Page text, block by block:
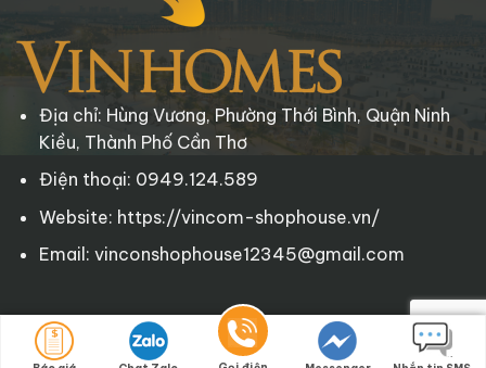
Địa chỉ: Hùng Vương, Phường Thới Bình, Quận Ninh
Kiều, Thành Phố Cần Thơ
Điện thoại: 0949.124.589
Website: https://vincom-shophouse.vn/
Email: vinconshophouse12345@gmail.com
Copyright © 2025 Vincom-Shophouse.vn . All rights reserved.